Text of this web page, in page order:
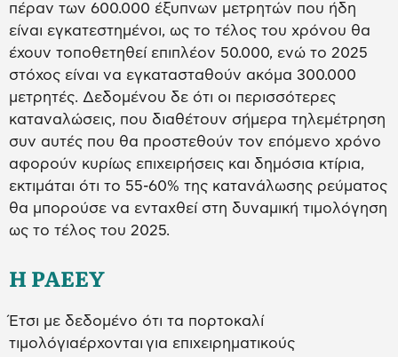
πέραν των 600.000 έξυπνων μετρητών που ήδη
είναι εγκατεστημένοι, ως το τέλος του χρόνου θα
έχουν τοποθετηθεί επιπλέον 50.000, ενώ το 2025
στόχος είναι να εγκατασταθούν ακόμα 300.000
μετρητές. Δεδομένου δε ότι οι περισσότερες
καταναλώσεις, που διαθέτουν σήμερα τηλεμέτρηση
συν αυτές που θα προστεθούν τον επόμενο χρόνο
αφορούν κυρίως επιχειρήσεις και δημόσια κτίρια,
εκτιμάται ότι το 55-60% της κατανάλωσης ρεύματος
θα μπορούσε να ενταχθεί στη δυναμική τιμολόγηση
ως το τέλος του 2025.
Η ΡΑΕΕΥ
Έτσι με δεδομένο ότι τα πορτοκαλί
τιμολόγιαέρχονται για επιχειρηματικούς